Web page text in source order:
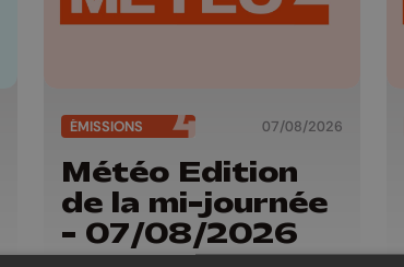
ÉMISSIONS 07/08/2026
Météo Edition
de la mi-journée
- 07/08/2026